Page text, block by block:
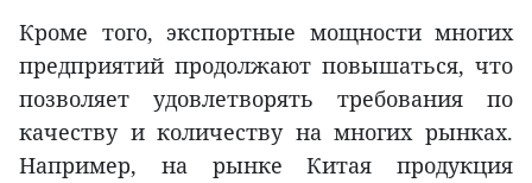
Кроме того, экспортные мощности многих
предприятий продолжают повышаться, что
позволяет удовлетворять требования по
качеству и количеству на многих рынках.
Например, на рынке Китая продукция